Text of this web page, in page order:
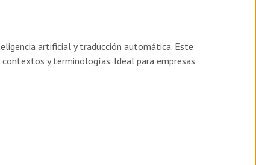
artificial y traducción automática. Este
y terminologías. Ideal para empresas